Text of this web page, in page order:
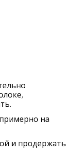
на
и продержать